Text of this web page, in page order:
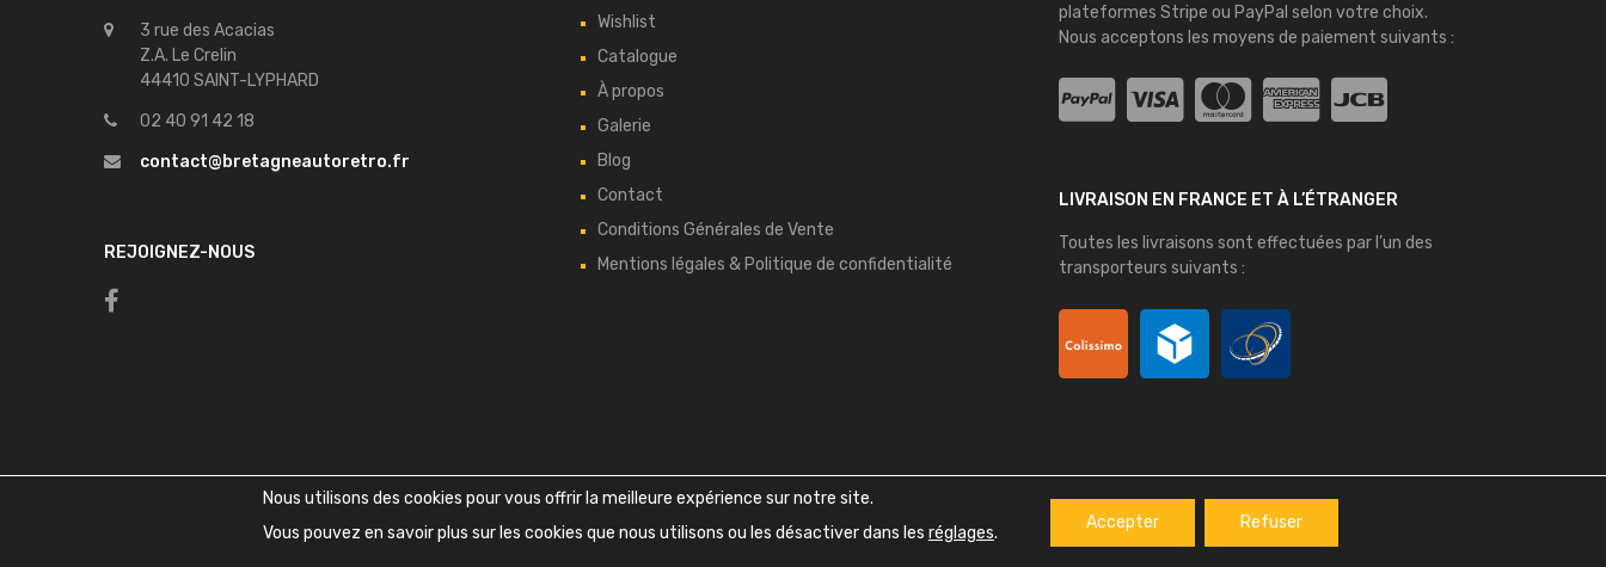
3 rue des Acacias
Z.A. Le Crelin
44410 SAINT-LYPHARD
02 40 91 42 18
contact@bretagneautoretro.fr
REJOIGNEZ-NOUS
Wishlist
Catalogue
À propos
Galerie
Blog
Contact
Conditions Générales de Vente
Mentions légales & Politique de confidentialité
plateformes Stripe ou PayPal selon votre choix.
Nous acceptons les moyens de paiement suivants :
LIVRAISON EN FRANCE ET À L’ÉTRANGER
Toutes les livraisons sont effectuées par l’un des
transporteurs suivants :
Copyright ©2026 Bretagne Auto Retro - Tous droits réservés
DesignThemes Zone& Développement
Nous utilisons des cookies pour vous offrir la meilleure expérience sur notre site.
Vous pouvez en savoir plus sur les cookies que nous utilisons ou les désactiver dans les réglages.
Accepter Refuser